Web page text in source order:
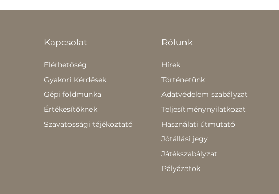
Kapcsolat
Elérhetőség
Gyakori Kérdések
Gépi földmunka
Értékesítőknek
Szavatossági tájékoztató
Rólunk
Hírek
Történetünk
Adatvédelem szabályzat
Teljesítménynyilatkozat
Használati útmutató
Jótállási jegy
Játékszabályzat
Pályázatok